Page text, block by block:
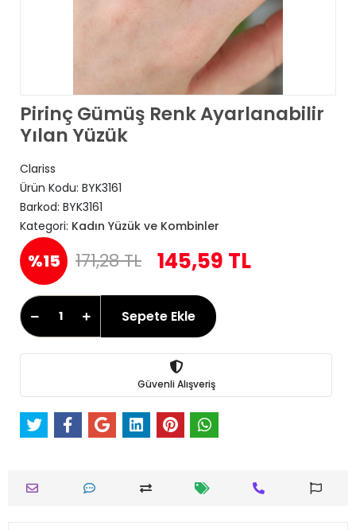
Pirinç Gümüş Renk Ayarlanabilir
Yılan Yüzük
Clariss
Ürün Kodu: BYK3161
Barkod: BYK3161
Kategori: Kadın Yüzük ve Kombinler
%15 171,28 TL 145,59 TL
Sepete Ekle
Güvenli Alışveriş